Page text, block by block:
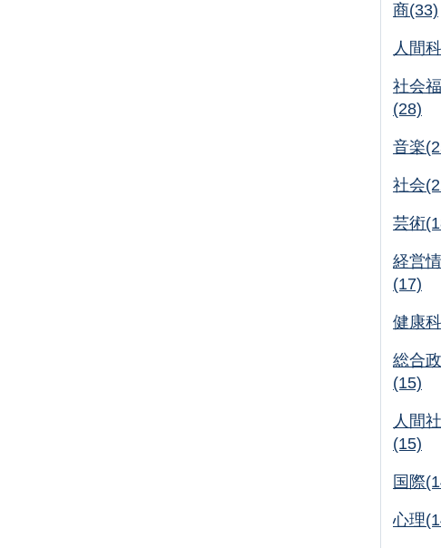
商(33)
人間
社会
(28)
音楽
社会
芸術
経営
(17)
健康
総合
(15)
人間
(15)
国際
心理